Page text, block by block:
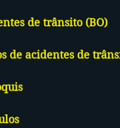
de trânsito (BO)
de acidentes de